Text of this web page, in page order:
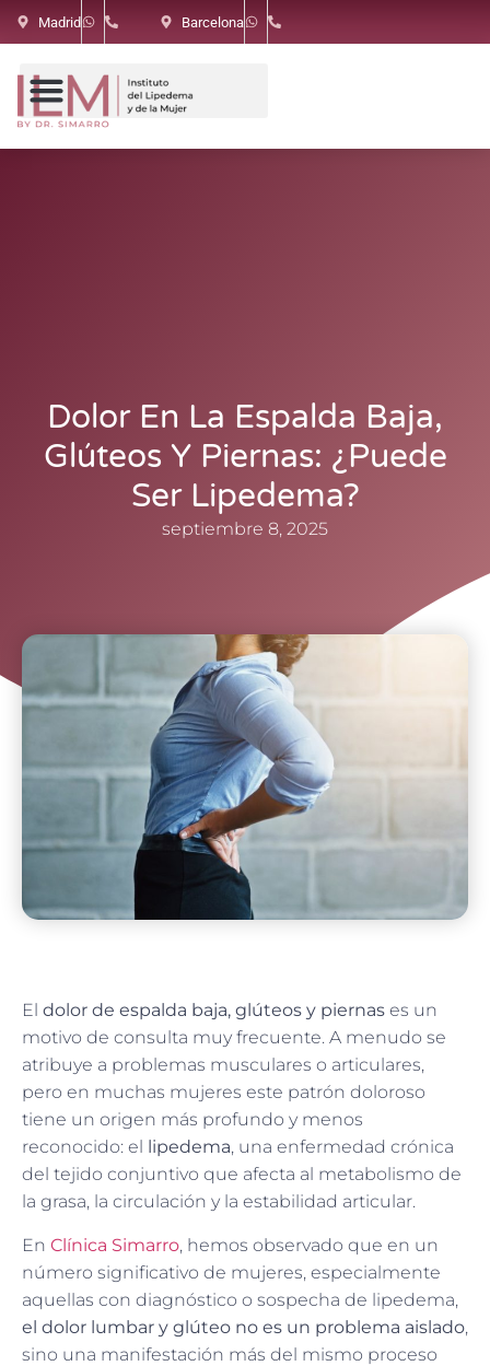
Madrid Barcelona
Dolor En La Espalda Baja,
Glúteos Y Piernas: ¿puede
Ser Lipedema?
septiembre 8, 2025
El dolor de espalda baja, glúteos y piernas es un
motivo de consulta muy frecuente. A menudo se
atribuye a problemas musculares o articulares,
pero en muchas mujeres este patrón doloroso
tiene un origen más profundo y menos
reconocido: el lipedema, una enfermedad crónica
del tejido conjuntivo que afecta al metabolismo de
la grasa, la circulación y la estabilidad articular.
En Clínica Simarro, hemos observado que en un
número significativo de mujeres, especialmente
aquellas con diagnóstico o sospecha de lipedema,
el dolor lumbar y glúteo no es un problema aislado,
sino una manifestación más del mismo proceso